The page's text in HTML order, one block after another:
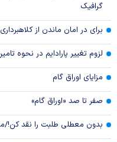
گرافیک
برای در امان ماندن از
لزوم تغییر پارادایم در نحوه
مزایای اوراق گام
صفر تا صد «اوراق گام»
بدون معطلی طلبت را نقد کن!/